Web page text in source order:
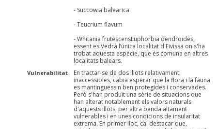
- Succowia balearica
- Teucrium flavum
- Whitania frutescensEuphorbia dendroides,
essent es Vedrà l’única localitat d'Eivissa on s'ha
trobat aquesta espècie, que és comuna en altres
localitats balears.
Vulnerabilitat
En tractar-se de dos illots relativament
inaccessibles, cabia esperar que la flora i la fauna
es mantinguessin ben protegides i conservades.
Però s'han produït una sèrie de situacions que
han alterat notablement els valors naturals
d'aquests illots, per altra banda altament
vulnerables i en unes condicions de insularitat
extrema. En primer lloc, cal destacar que,